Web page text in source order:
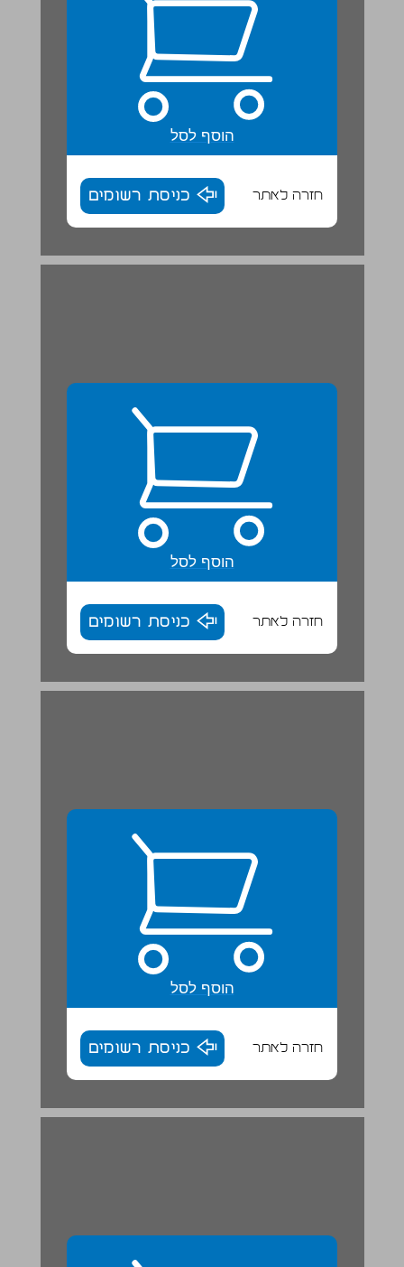
הוסף לסל
חזרה לאתר כניסת רשומים
הוסף לסל
חזרה לאתר כניסת רשומים
הוסף לסל
חזרה לאתר כניסת רשומים